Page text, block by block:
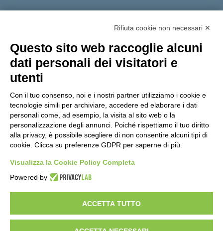
Tutti gli argomenti
Amministrazione Trasparente
Privacy Policy
Dichiarazione di accessibilitàObiettivi di accessibilità
Seguici su:
Indirizzo:Via Gaetano Donizetti 30, Collegno
Centralino:0114053925 Email: toic8cg002@istruzione.it
Posta elettronica certificata (PEC):toic8cg002@pec.istruzione.it
Codice fiscale: 95641450010
Codice Indice delle Pubbliche Amministrazioni (IPA): D0ZZDV0V
Codice unico di fatturazione (CUF): FJDH3Z
Copyright 2023 © ISTITUTO COMPRENSIVO "GUGLIELMO MARCONI" |
PEC: TOIC8CG002@pec.istruzione.it
Rifiuta cookie non necessari ✕
Questo sito web raccoglie alcuni
dati personali dei visitatori e
utenti
Con il tuo consenso, noi e i nostri partner utilizziamo i cookie e
tecnologie simili per archiviare, accedere ed elaborare i dati
personali come, ad esempio, la visita al sito web o la
personalizzazione degli annunci. Poiché rispettiamo il tuo diritto
alla privacy, è possibile scegliere di non consentire alcuni tipi di
cookie. Clicca su preferenze GDPR per saperne di più.
Visualizza la Cookie Policy Completa
Powered by
ACCETTA TUTTO